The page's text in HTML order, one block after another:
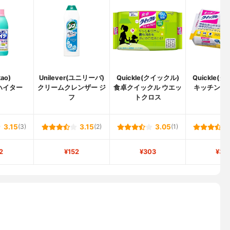
イター
Unilever(ユニリーバ)
クリームクレンザー ジ
フ
Quickle(クイックル)
食卓クイックル ウエッ
トクロス
Quickle(ク
キッチンク
3.15(3) 3.15(2) 3.05(1)
¥152 ¥303